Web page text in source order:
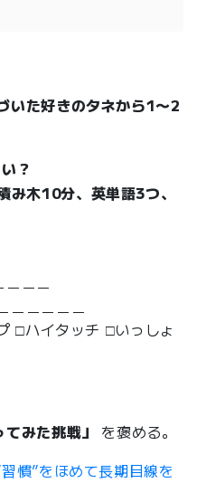
いた好きのタネから1〜2
？
木10分、英単語3つ、
＿＿
＿＿＿＿
□ハイタッチ □いっしょ
みた挑戦」
を褒める。
慣”をほめて長期目線を